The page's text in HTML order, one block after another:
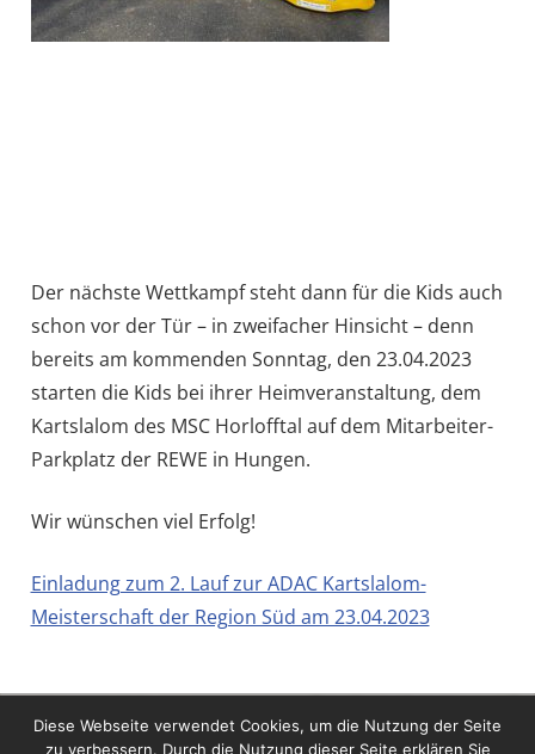
Der nächste Wettkampf steht dann für die Kids auch
schon vor der Tür – in zweifacher Hinsicht – denn
bereits am kommenden Sonntag, den 23.04.2023
starten die Kids bei ihrer Heimveranstaltung, dem
Kartslalom des MSC Horlofftal auf dem Mitarbeiter-
Parkplatz der REWE in Hungen.
Wir wünschen viel Erfolg!
Einladung zum 2. Lauf zur ADAC Kartslalom-
Meisterschaft der Region Süd am 23.04.2023
SENSENSTEIN
Diese Webseite verwendet Cookies, um die Nutzung der Seite
zu verbessern. Durch die Nutzung dieser Seite erklären Sie